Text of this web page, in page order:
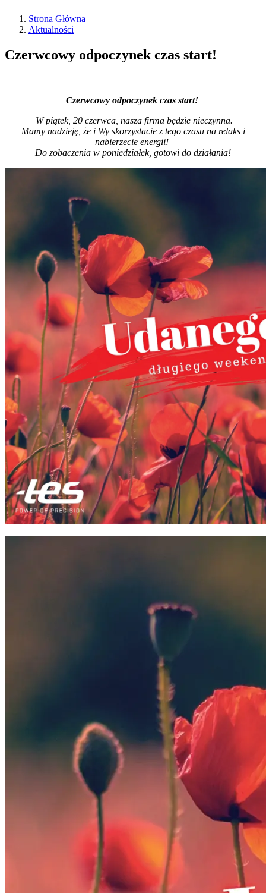
Strona Główna
Aktualności
Czerwcowy odpoczynek czas start!
Czerwcowy odpoczynek czas start!
W piątek, 20 czerwca, nasza firma będzie nieczynna.
Mamy nadzieję, że i Wy skorzystacie z tego czasu na relaks i
nabierzecie energii!
Do zobaczenia w poniedziałek, gotowi do działania!